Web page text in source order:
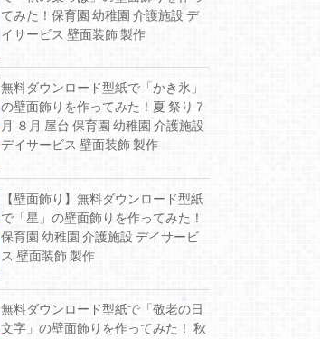
てみた！保育園 幼稚園 介護施設 デ
イサービス 壁面装飾 製作
無料ダウンロード型紙で「かき氷」
の壁面飾りを作ってみた！夏 祭り７
月 ８月 屋台 保育園 幼稚園 介護施設
デイサービス 壁面装飾 製作
【壁面飾り】無料ダウンロード型紙
で「星」の壁面飾りを作ってみた！
保育園 幼稚園 介護施設 デイサービ
ス 壁面装飾 製作
無料ダウンロード型紙で「敬老の日
文字」の壁面飾りを作ってみた！ 秋